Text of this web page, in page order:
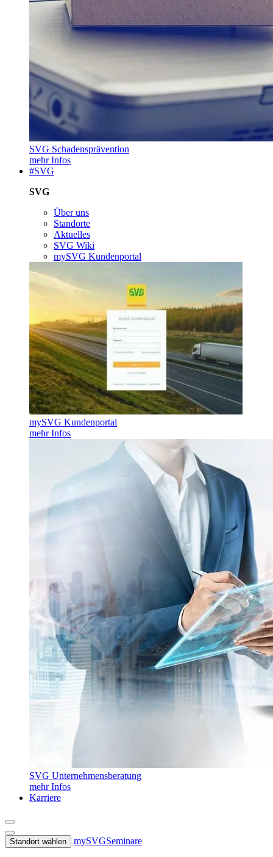
SVG Schadensprävention
mehr Infos
#SVG
SVG
Über uns
Standorte
Aktuelles
SVG Wiki
mySVG Kundenportal
mySVG Kundenportal
mehr Infos
SVG Unternehmensberatung
mehr Infos
Karriere
Standort wählen mySVGSeminare